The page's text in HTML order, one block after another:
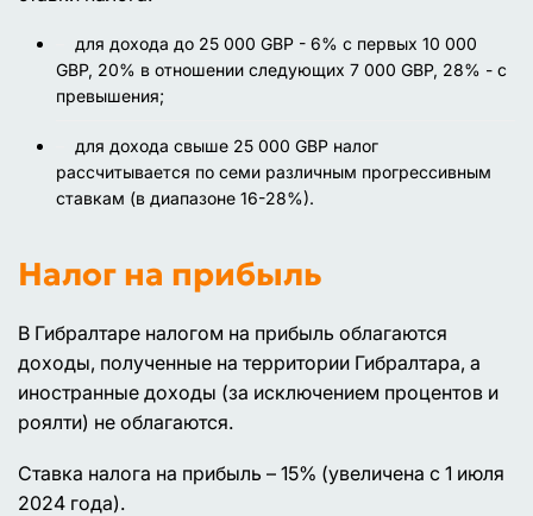
для дохода до 25 000 GBP - 6% с первых 10 000
GBP, 20% в отношении следующих 7 000 GBP, 28% - с
превышения;
для дохода свыше 25 000 GBP налог
рассчитывается по семи различным прогрессивным
ставкам (в диапазоне 16-28%).
Налог на прибыль
В Гибралтаре налогом на прибыль облагаются
доходы, полученные на территории Гибралтара, а
иностранные доходы (за исключением процентов и
роялти) не облагаются.
Ставка налога на прибыль – 15% (увеличена с 1 июля
2024 года).